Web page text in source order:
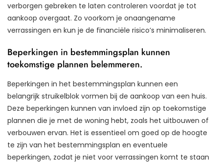
verborgen gebreken te laten controleren voordat je tot
aankoop overgaat. Zo voorkom je onaangename
verrassingen en kun je de financiële risico’s minimaliseren.
Beperkingen in bestemmingsplan kunnen
toekomstige plannen belemmeren.
Beperkingen in het bestemmingsplan kunnen een
belangrijk struikelblok vormen bij de aankoop van een huis.
Deze beperkingen kunnen van invloed zijn op toekomstige
plannen die je met de woning hebt, zoals het uitbouwen of
verbouwen ervan. Het is essentieel om goed op de hoogte
te zijn van het bestemmingsplan en eventuele
beperkingen, zodat je niet voor verrassingen komt te staan